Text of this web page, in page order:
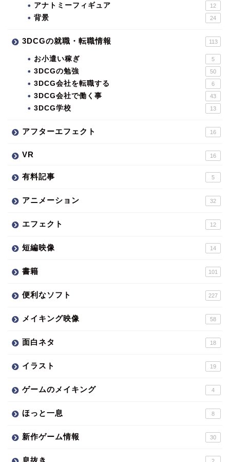
アナトミーフィギュア 12
背景 24
3DCGの就職・転職情報 113
お小遣い稼ぎ 5
3DCGの勉強 50
3DCG会社を転職する 6
3DCG会社で働く事 43
3DCG学校 13
アフターエフェクト 16
VR 16
有料記事 5
アニメーション 32
エフェクト 12
短編映像 14
書籍 101
便利なソフト 227
メイキング映像 58
面白ネタ 18
イラスト 19
ゲームのメイキング 4
ほっと一息 8
新作ゲーム情報 30
息抜き 2